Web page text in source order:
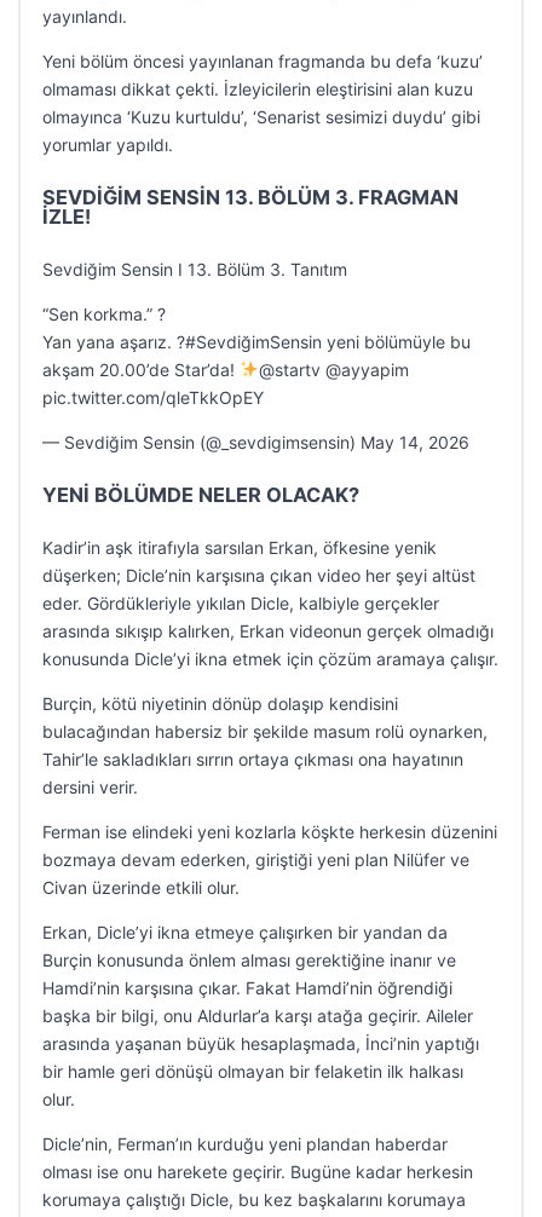
yayınlandı.
Yeni bölüm öncesi yayınlanan fragmanda bu defa ‘kuzu’
olmaması dikkat çekti. İzleyicilerin eleştirisini alan kuzu
olmayınca ‘Kuzu kurtuldu’, ‘Senarist sesimizi duydu’ gibi
yorumlar yapıldı.
SEVDİĞİM SENSİN 13. BÖLÜM 3. FRAGMAN
İZLE!
Sevdiğim Sensin I 13. Bölüm 3. Tanıtım
“Sen korkma.” ?
Yan yana aşarız. ?#SevdiğimSensin yeni bölümüyle bu
akşam 20.00’de Star’da!
@startv @ayyapim
pic.twitter.com/qleTkkOpEY
— Sevdiğim Sensin (@_sevdigimsensin) May 14, 2026
YENİ BÖLÜMDE NELER OLACAK?
Kadir’in aşk itirafıyla sarsılan Erkan, öfkesine yenik
düşerken; Dicle’nin karşısına çıkan video her şeyi altüst
eder. Gördükleriyle yıkılan Dicle, kalbiyle gerçekler
arasında sıkışıp kalırken, Erkan videonun gerçek olmadığı
konusunda Dicle’yi ikna etmek için çözüm aramaya çalışır.
Burçin, kötü niyetinin dönüp dolaşıp kendisini
bulacağından habersiz bir şekilde masum rolü oynarken,
Tahir’le sakladıkları sırrın ortaya çıkması ona hayatının
dersini verir.
Ferman ise elindeki yeni kozlarla köşkte herkesin düzenini
bozmaya devam ederken, giriştiği yeni plan Nilüfer ve
Civan üzerinde etkili olur.
Erkan, Dicle’yi ikna etmeye çalışırken bir yandan da
Burçin konusunda önlem alması gerektiğine inanır ve
Hamdi’nin karşısına çıkar. Fakat Hamdi’nin öğrendiği
başka bir bilgi, onu Aldurlar’a karşı atağa geçirir. Aileler
arasında yaşanan büyük hesaplaşmada, İnci’nin yaptığı
bir hamle geri dönüşü olmayan bir felaketin ilk halkası
olur.
Dicle’nin, Ferman’ın kurduğu yeni plandan haberdar
olması ise onu harekete geçirir. Bugüne kadar herkesin
korumaya çalıştığı Dicle, bu kez başkalarını korumaya